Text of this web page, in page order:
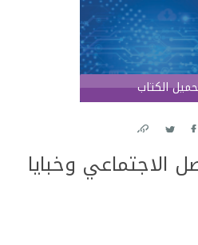
الكتاب
الاجتماعي وخبايا